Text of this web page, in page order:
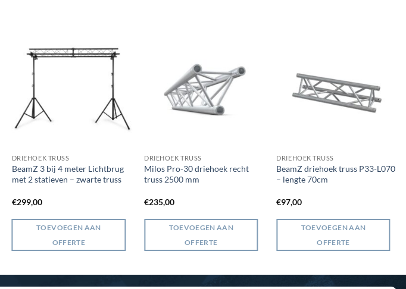
DRIEHOEK TRUSS
BeamZ 3 bij 4 meter Lichtbrug
met 2 statieven – zwarte truss
€299,00
TOEVOEGEN AAN
OFFERTE
DRIEHOEK TRUSS
Milos Pro-30 driehoek recht
truss 2500 mm
€235,00
TOEVOEGEN AAN
OFFERTE
DRIEHOEK TRUSS
BeamZ driehoek truss P33-L070
– lengte 70cm
€97,00
TOEVOEGEN AAN
OFFERTE